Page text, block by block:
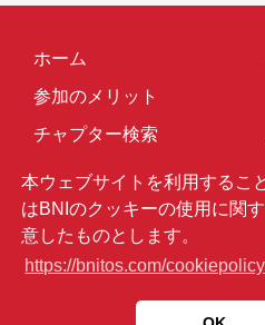
本ウェブサイトを利用するこ
はBNIのクッキーの使用に関
意したものとします。
https://bnitos.com/
ホーム
参加のメリット
チャプター検索
お問い合わせ
© 2026 BNI Global LLC.All
names, product names logos